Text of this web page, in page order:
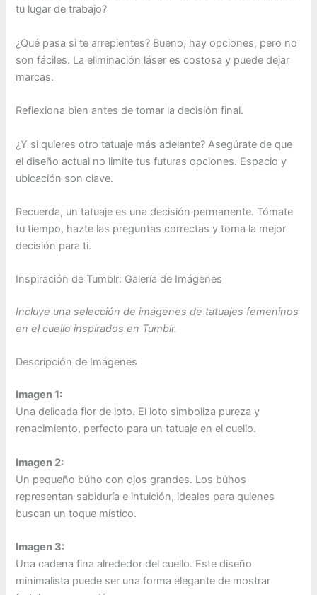
tu lugar de trabajo?
¿Qué pasa si te arrepientes? Bueno, hay opciones, pero no
son fáciles. La eliminación láser es costosa y puede dejar
marcas.
Reflexiona bien antes de tomar la decisión final.
¿Y si quieres otro tatuaje más adelante? Asegúrate de que
el diseño actual no limite tus futuras opciones. Espacio y
ubicación son clave.
Recuerda, un tatuaje es una decisión permanente. Tómate
tu tiempo, hazte las preguntas correctas y toma la mejor
decisión para ti.
Inspiración de Tumblr: Galería de Imágenes
Incluye una selección de imágenes de tatuajes femeninos
en el cuello inspirados en Tumblr.
Descripción de Imágenes
Imagen 1:
Una delicada flor de loto. El loto simboliza pureza y
renacimiento, perfecto para un tatuaje en el cuello.
Imagen 2:
Un pequeño búho con ojos grandes. Los búhos
representan sabiduría e intuición, ideales para quienes
buscan un toque místico.
Imagen 3:
Una cadena fina alrededor del cuello. Este diseño
minimalista puede ser una forma elegante de mostrar